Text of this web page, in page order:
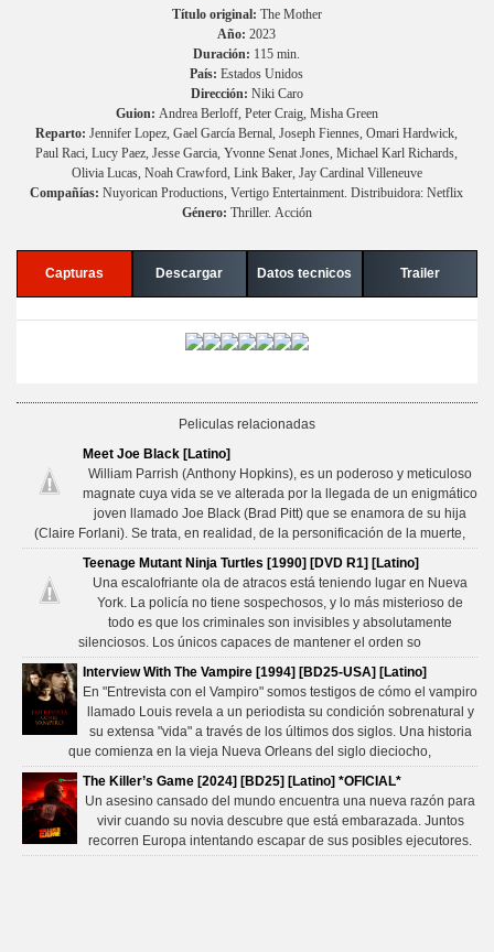
Título original: The Mother
Año: 2023
Duración: 115 min.
País: Estados Unidos
Dirección: Niki Caro
Guion: Andrea Berloff, Peter Craig, Misha Green
Reparto: Jennifer Lopez, Gael García Bernal, Joseph Fiennes, Omari Hardwick,
Paul Raci, Lucy Paez, Jesse Garcia, Yvonne Senat Jones, Michael Karl Richards,
Olivia Lucas, Noah Crawford, Link Baker, Jay Cardinal Villeneuve
Compañías: Nuyorican Productions, Vertigo Entertainment. Distribuidora: Netflix
Género: Thriller. Acción
Capturas Descargar Datos tecnicos Trailer
Peliculas relacionadas
Meet Joe Black [Latino]
William Parrish (Anthony Hopkins), es un poderoso y meticuloso
magnate cuya vida se ve alterada por la llegada de un enigmático
joven llamado Joe Black (Brad Pitt) que se enamora de su hija
(Claire Forlani). Se trata, en realidad, de la personificación de la muerte,
Teenage Mutant Ninja Turtles [1990] [DVD R1] [Latino]
Una escalofriante ola de atracos está teniendo lugar en Nueva
York. La policía no tiene sospechosos, y lo más misterioso de
todo es que los criminales son invisibles y absolutamente
silenciosos. Los únicos capaces de mantener el orden so
Interview With The Vampire [1994] [BD25-USA] [Latino]
En "Entrevista con el Vampiro" somos testigos de cómo el vampiro
llamado Louis revela a un periodista su condición sobrenatural y
su extensa "vida" a través de los últimos dos siglos. Una historia
que comienza en la vieja Nueva Orleans del siglo dieciocho,
The Killer’s Game [2024] [BD25] [Latino] *OFICIAL*
Un asesino cansado del mundo encuentra una nueva razón para
vivir cuando su novia descubre que está embarazada. Juntos
recorren Europa intentando escapar de sus posibles ejecutores.